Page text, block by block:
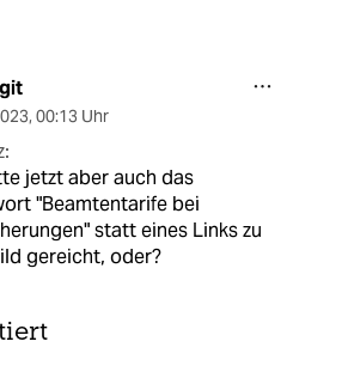
, 00:13 Uhr
jetzt aber auch das
"Beamtentarife bei
statt eines Links zu
gereicht, oder?